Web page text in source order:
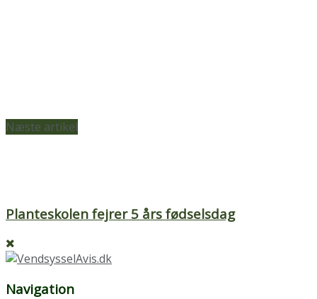
Næste artikel
Planteskolen fejrer 5 års fødselsdag
Navigation